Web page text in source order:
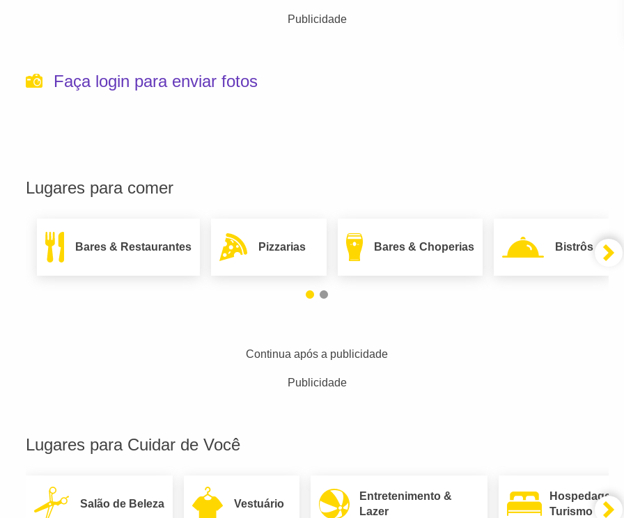
Publicidade
Faça login para enviar fotos
Lugares para comer
Bares & Restaurantes Pizzarias Bares & Choperias Bistrôs
Continua após a publicidade
Publicidade
Lugares para Cuidar de Você
Salão de Beleza Vestuário
Entretenimento &
Lazer
Hospedagem
Turismo